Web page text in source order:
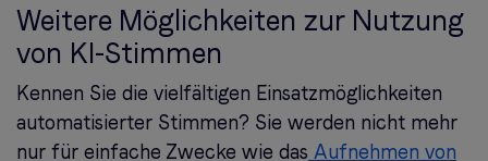
Weitere Möglichkeiten zur Nutzung
von KI-Stimmen
Kennen Sie die vielfältigen Einsatzmöglichkeiten
automatisierter Stimmen? Sie werden nicht mehr
nur für einfache Zwecke wie das Aufnehmen von